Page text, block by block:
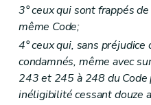
bis
IV Des missions du (centre
première Missions
57
3° ceux qui sont frappés
même Code;
4° ceux qui, sans
condamnés, même avec
243 et 245 à 248 du Code
inéligibilité cessant douze